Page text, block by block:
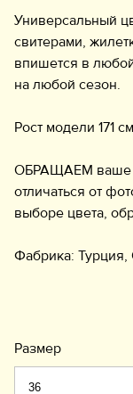
Универсальный
свитерами,
впишется в
на любой сезон.
Рост модели 171
ОБРАЩАЕМ ваше
отличаться от
выборе цвета,
Фабрика: Турция,
Размер